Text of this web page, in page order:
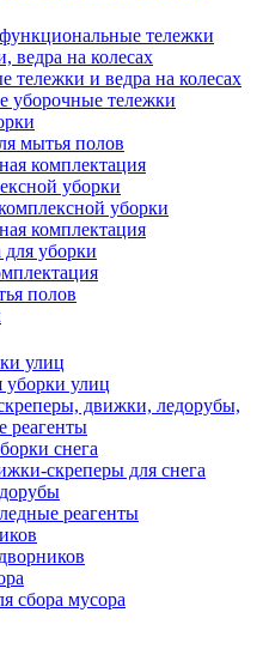
тележки
ведра на колесах
тележки и ведра на колесах
уборочные тележки
мытья полов
комплектация
уборки
уборки
комплектация
уборки
полов
улиц
улиц
движки, ледорубы,
реагенты
снега
скреперы для снега
реагенты
сбора мусора